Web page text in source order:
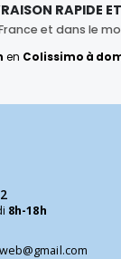
RAPIDE
et dans le
en Colissimo à
8h-18h